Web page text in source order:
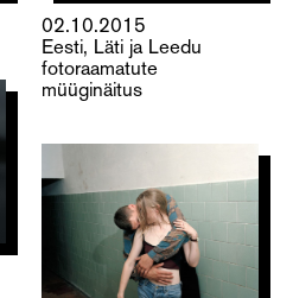
02.10.2015
Eesti, Läti ja Leedu
fotoraamatute
müüginäitus